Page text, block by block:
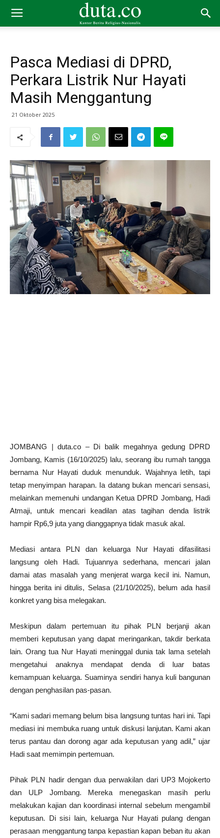
Pasca Mediasi di DPRD,
Perkara Listrik Nur Hayati
Masih Menggantung
21 Oktober 2025
JOMBANG | duta.co – Di balik megahnya gedung DPRD
Jombang, Kamis (16/10/2025) lalu, seorang ibu rumah tangga
bernama Nur Hayati duduk menunduk. Wajahnya letih, tapi
tetap menyimpan harapan. Ia datang bukan mencari sensasi,
melainkan memenuhi undangan Ketua DPRD Jombang, Hadi
Atmaji, untuk mencari keadilan atas tagihan denda listrik
hampir Rp6,9 juta yang dianggapnya tidak masuk akal.
Mediasi antara PLN dan keluarga Nur Hayati difasilitasi
langsung oleh Hadi. Tujuannya sederhana, mencari jalan
damai atas masalah yang menjerat warga kecil ini. Namun,
hingga berita ini ditulis, Selasa (21/10/2025), belum ada hasil
konkret yang bisa melegakan.
Meskipun dalam pertemuan itu pihak PLN berjanji akan
memberi keputusan yang dapat meringankan, takdir berkata
lain. Orang tua Nur Hayati meninggal dunia tak lama setelah
mengetahui anaknya mendapat denda di luar batas
kemampuan keluarga. Suaminya sendiri hanya kuli bangunan
dengan penghasilan pas-pasan.
“Kami sadari memang belum bisa langsung tuntas hari ini. Tapi
mediasi ini membuka ruang untuk diskusi lanjutan. Kami akan
terus pantau dan dorong agar ada keputusan yang adil,” ujar
Hadi saat memimpin pertemuan.
Pihak PLN hadir dengan dua perwakilan dari UP3 Mojokerto
dan ULP Jombang. Mereka menegaskan masih perlu
melakukan kajian dan koordinasi internal sebelum mengambil
keputusan. Di sisi lain, keluarga Nur Hayati pulang dengan
perasaan menggantung tanpa kepastian kapan beban itu akan